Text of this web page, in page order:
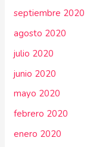
septiembre 2020
agosto 2020
julio 2020
junio 2020
mayo 2020
febrero 2020
enero 2020